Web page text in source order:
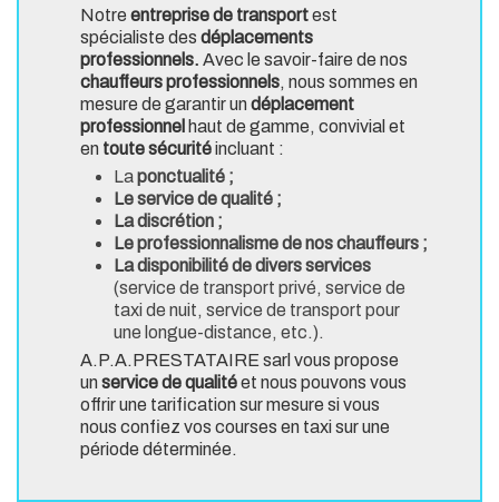
Notre entreprise de transportest
spécialiste des déplacements
professionnels. Avec le savoir-faire de nos
chauffeurs professionnels, nous sommes en
mesure de garantir undéplacement
professionnel haut de gamme, convivial et
en toute sécuritéincluant :
Laponctualité ;
Le service de qualité ;
La discrétion ;
Le professionnalisme de nos chauffeurs ;
La disponibilité de divers services
(service de transport privé, service de
taxi de nuit, service de transport pour
une longue-distance, etc.).
A.P.A.PRESTATAIRE sarl vous propose
unservice de qualitéet nous pouvons vous
offrir une tarification sur mesure si vous
nous confiez vos courses en taxi sur une
période déterminée.